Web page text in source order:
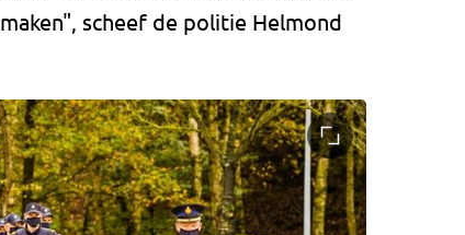
scheef de politie Helmond